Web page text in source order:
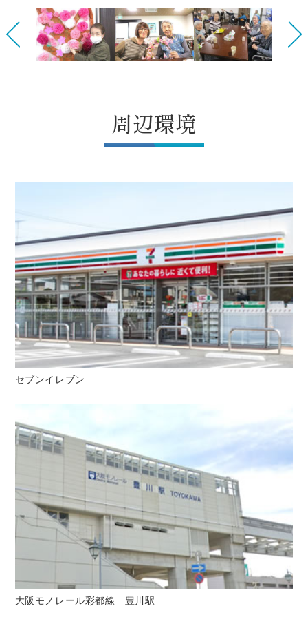
Previous
周辺環境
セブンイレブン
大阪モノレール彩都線 豊川駅